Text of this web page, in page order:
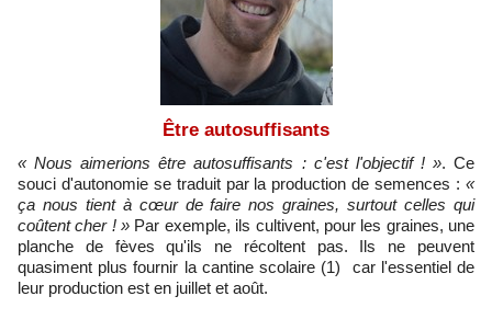
Être autosuffisants
« Nous aimerions être autosuffisants : c'est l'objectif ! ». Ce
souci d'autonomie se traduit par la production de semences : «
ça nous tient à cœur de faire nos graines, surtout celles qui
coûtent cher ! » Par exemple, ils cultivent, pour les graines, une
planche de fèves qu'ils ne récoltent pas. Ils ne peuvent
quasiment plus fournir la cantine scolaire (1) car l'essentiel de
leur production est en juillet et août.